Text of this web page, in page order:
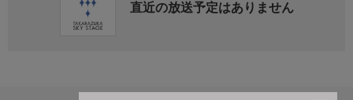
直近の放送予定はありません